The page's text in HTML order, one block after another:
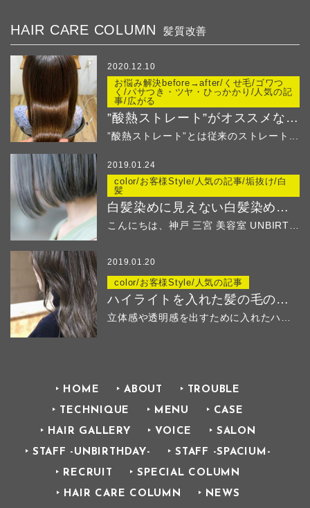
HAIR CARE COLUMN 髪質改善
2020.12.10
お悩み解決before→after/くせ毛/ゴワつ
く/パサつき・ツヤ・ひっかかり/人気の記
事/広がる
”酸熱ストレート”がオススメなのはこんな方！
”酸熱ストレート”とは従来のストレート...
2019.01.24
color/お客様Style/人気の記事/垢抜け/白
髪
白髪染めに見えない白髪染め ２
2019.01.20
color/お客様Style/人気の記事
ハイライトを入れた髪の毛のその後
HOME ABOUT TROUBLE
TECHNIQUE MENU CASE
HAIR GALLERY VOICE SALON
STAFF -UNBIRTHDAY- STAFF -SPACIUM-
RECRUIT SPECIAL COLUMN
HAIR CARE COLUMN NEWS